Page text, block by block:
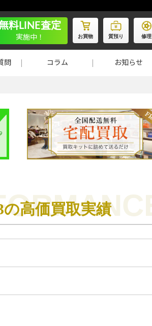
料LINE査定
実施中！ お買物 質預り 修理
問 コラム お知らせ
高価買取実績